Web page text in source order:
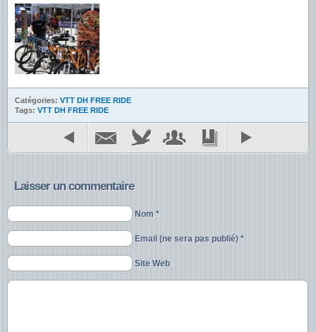
Catégories: VTT DH FREE RIDE
Tags: VTT DH FREE RIDE
Laisser un commentaire
Nom *
Email (ne sera pas publié) *
Site Web